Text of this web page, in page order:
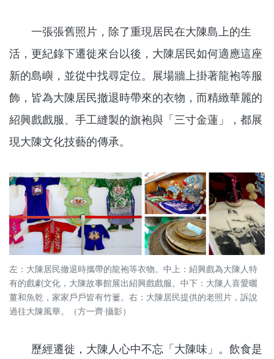
一張張舊照片，除了重現居民在大陳島上的生
活，更紀錄下遷徙來台以後，大陳居民如何適應這座
新的島嶼，並從中找尋定位。展場牆上掛著龍袍等服
飾，皆為大陳居民撤退時帶來的衣物，而精緻華麗的
紹興戲戲服、手工縫製的旗袍與「三寸金蓮」，都展
現大陳文化技藝的傳承。
左：大陳居民撤退時攜帶的龍袍等衣物。中上：紹興戲為大陳人特
有的戲劇文化，大陳故事館展出紹興戲戲服。中下：大陳人喜愛曬
薑和魚乾，家家戶戶皆有竹簍。右：大陳居民提供的老照片，訴說
過往大陳風華。（方一齊·攝影）
歷經遷徙，大陳人心中不忘「大陳味」。飲食是